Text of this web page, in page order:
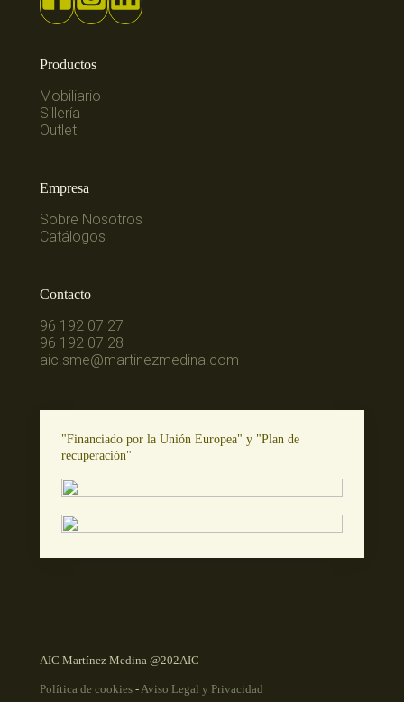
Productos
Mobiliario
Sillería
Outlet
Empresa
Sobre Nosotros
Catálogos
Contacto
96 192 07 27
96 192 07 28
aic.sme@martinezmedina.com
"Financiado por la Unión Europea" y "Plan de
recuperación"
AIC Martínez Medina @202AIC
Política de cookies -Aviso Legal y Privacidad